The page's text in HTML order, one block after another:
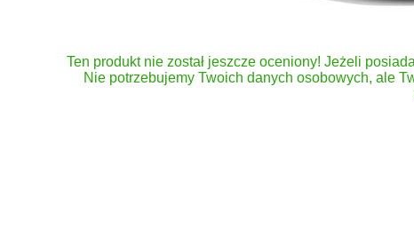
Ten produkt nie został jeszcze oceniony! Jeżeli
Nie potrzebujemy Twoich danych osobowych, ale